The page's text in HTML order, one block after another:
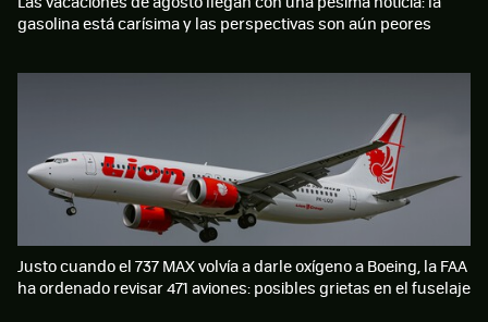
gasolina está carísima y las perspectivas son aún peores
Justo cuando el 737 MAX volvía a darle oxígeno a Boeing, la FAA
ha ordenado revisar 471 aviones: posibles grietas en el fuselaje